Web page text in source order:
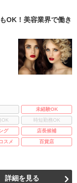
OK！美容業界で働き
未経験OK
OK
時短勤務OK
グ
店長候補
スメ 百貨店
詳細を見る